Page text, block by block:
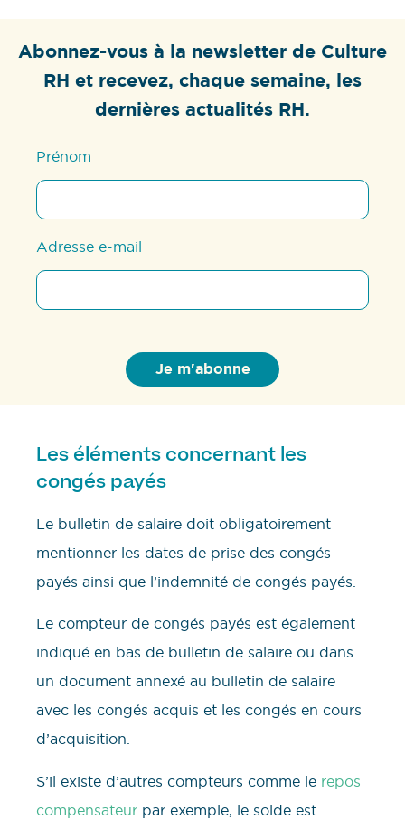
Abonnez-vous à la newsletter de Culture
RH et recevez, chaque semaine, les
dernières actualités RH.
Prénom
Adresse e-mail
Les éléments concernant les
congés payés
Le bulletin de salaire doit obligatoirement
mentionner les dates de prise des congés
payés ainsi que l’indemnité de congés payés.
Le compteur de congés payés est également
indiqué en bas de bulletin de salaire ou dans
un document annexé au bulletin de salaire
avec les congés acquis et les congés en cours
d’acquisition.
S’il existe d’autres compteurs comme le repos
compensateur par exemple, le solde est